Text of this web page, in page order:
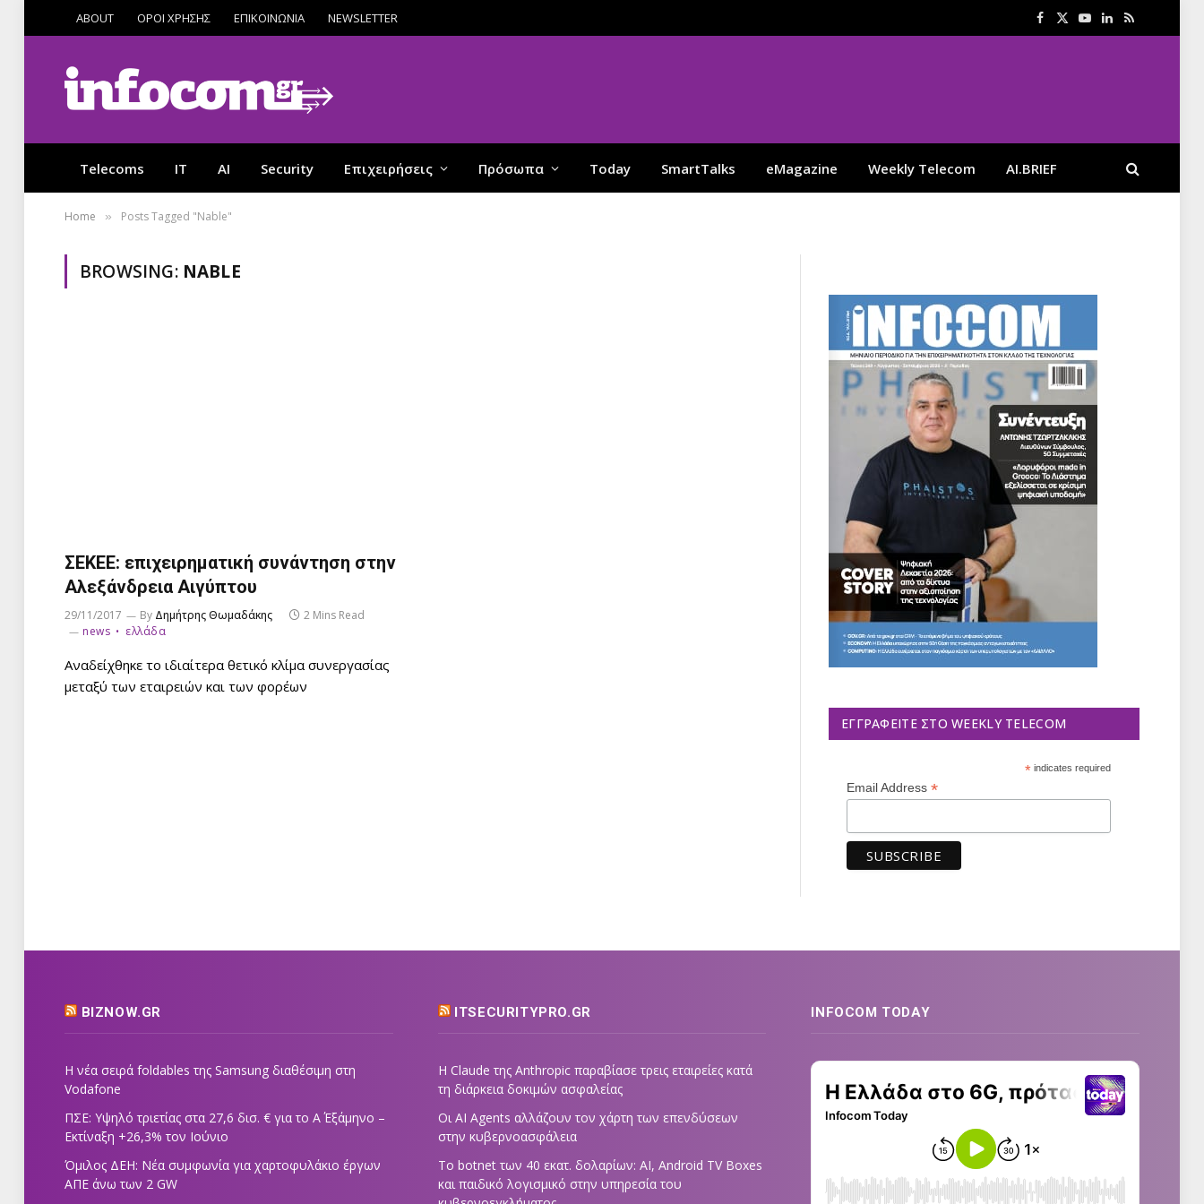
ABOUT ΟΡΟΙ ΧΡΗΣΗΣ ΕΠΙΚΟΙΝΩΝΙΑ NEWSLETTER Facebook
X
YouTube
LinkedIn
RSS
Telecoms IT AI Security Επιχειρήσεις Πρόσωπα Today SmartTalks eMagazine Weekly Telecom AI.BRIEF
Home » Posts Tagged "Nable"
BROWSING: NABLE
ΣΕΚΕΕ: επιχειρηματική συνάντηση στην
Αλεξάνδρεια Αιγύπτου
29/11/2017 By Δημήτρης Θωμαδάκης
2 Mins Read
news
ελλάδα
Αναδείχθηκε το ιδιαίτερα θετικό κλίμα συνεργασίας
μεταξύ των εταιρειών και των φορέων
ΕΓΓΡΑΦΕΊΤΕ ΣΤΟ WEEKLY TELECOM
*indicates required
Email Address *
BIZNOW.GR
Η νέα σειρά foldables της Samsung διαθέσιμη στη
Vodafone
ΠΣΕ: Υψηλό τριετίας στα 27,6 δισ. € για το Α΄ Εξάμηνο –
Εκτίναξη +26,3% τον Ιούνιο
Όμιλος ΔΕΗ: Νέα συμφωνία για χαρτοφυλάκιο έργων
ΑΠΕ άνω των 2 GW
ITSECURITYPRO.GR
Η Claude της Anthropic παραβίασε τρεις εταιρείες κατά
τη διάρκεια δοκιμών ασφαλείας
Οι AI Agents αλλάζουν τον χάρτη των επενδύσεων
στην κυβερνοασφάλεια
Το botnet των 40 εκατ. δολαρίων: AI, Android TV Boxes
και παιδικό λογισμικό στην υπηρεσία του
INFOCOM TODAY